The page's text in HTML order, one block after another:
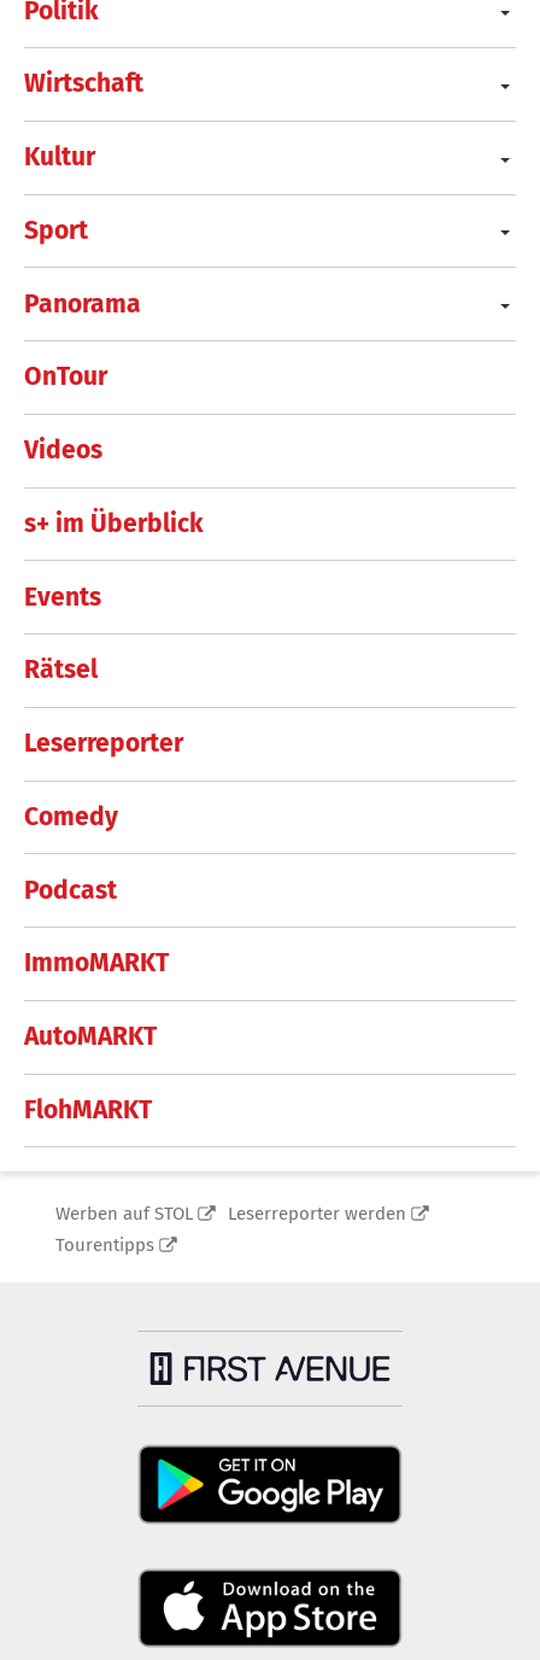
Politik
Wirtschaft
Kultur
Sport
Panorama
OnTour
Videos
s+ im Überblick
Events
Rätsel
Leserreporter
Comedy
Podcast
ImmoMARKT
AutoMARKT
FlohMARKT
Werben auf STOL
Leserreporter werden
Tourentipps